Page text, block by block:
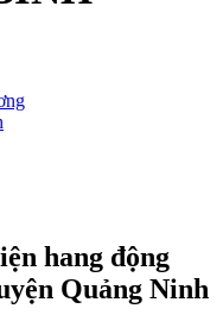
hang động
Quảng Ninh